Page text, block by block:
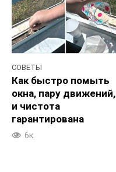
СОВЕТЫ
Как быстро помыть
окна, пару движений,
и чистота
гарантирована
6к.